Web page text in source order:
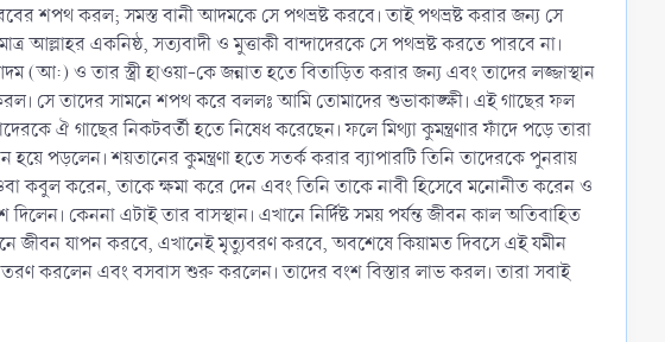
শপথ করল; সমস্ত বানী আদমকে সে পথভ্রষ্ট করবে। তাই পথভ্রষ্ট করার জন্য সে
আল্লাহর একনিষ্ঠ, সত্যবাদী ও মুত্তাকী বান্দাদেরকে সে পথভ্রষ্ট করতে পারবে না।
ও তার স্ত্রী হাওয়া-কে জন্নাত হতে বিতাড়িত করার জন্য এবং তাদের লজ্জাস্থান
সে তাদের সামনে শপথ করে বললঃ আমি তোমাদের শুভাকাঙ্ক্ষী। এই গাছের ফল
ঐ গাছের নিকটবর্তী হতে নিষেধ করেছেন। ফলে মিথ্যা কুমন্ত্রণার ফাঁদে পড়ে তারা
হয়ে পড়লেন। শয়তানের কুমন্ত্রণা হতে সতর্ক করার ব্যাপারটি তিনি তাদেরকে পুনরায়
কবুল করেন, তাকে ক্ষমা করে দেন এবং তিনি তাকে নাবী হিসেবে মনোনীত করেন ও
কেননা এটাই তার বাসস্থান। এখানে নির্দিষ্ট সময় পর্যন্ত জীবন কাল অতিবাহিত
জীবন যাপন করবে, এখানেই মৃত্যুবরণ করবে, অবশেষে কিয়ামত দিবসে এই যমীন
করলেন এবং বসবাস শুরু করলেন। তাদের বংশ বিস্তার লাভ করল। তারা সবাই